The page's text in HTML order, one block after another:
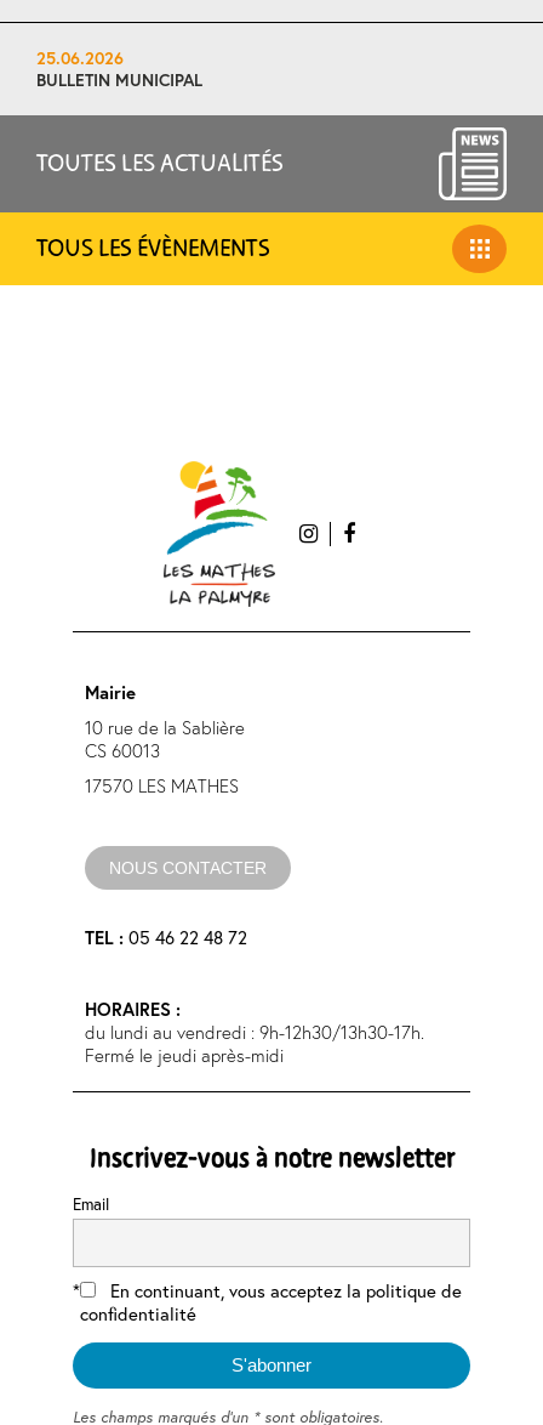
25.06.2026
BULLETIN MUNICIPAL
TOUTES LES ACTUALITÉS
TOUS LES ÉVÈNEMENTS
Mairie
10 rue de la Sablière
CS 60013
17570 LES MATHES
NOUS CONTACTER
TEL : 05 46 22 48 72
HORAIRES :
du lundi au vendredi : 9h-12h30/13h30-17h.
Fermé le jeudi après-midi
Inscrivez-vous à notre newsletter
Email
En continuant, vous acceptez la politique de
confidentialité
Les champs marqués d'un * sont obligatoires.